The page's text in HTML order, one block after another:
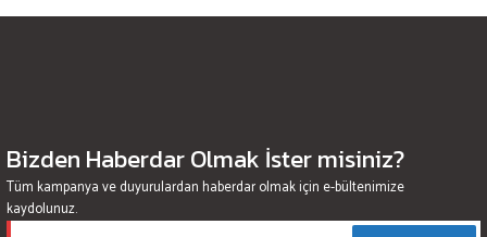
Bizden Haberdar Olmak İster misiniz?
Tüm kampanya ve duyurulardan haberdar olmak için e-bültenimize
kaydolunuz.